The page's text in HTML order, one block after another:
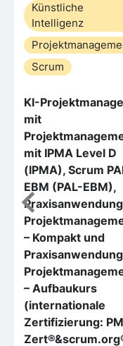
Künstliche
Intelligenz
Scrum
KI-
mit
mit IPMA Level D
(IPMA), Scrum
EBM (PAL-EBM),
Praxisanwendung
– Kompakt und
Praxisanwendung
– Aufbaukurs
(internationale
Zertifizierung: